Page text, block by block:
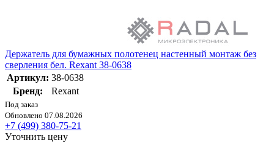
Держатель для бумажных полотенец настенный монтаж без
сверления бел. Rexant 38-0638
Артикул: 38-0638
Бренд:
Rexant
Под заказ
Обновлено 07.08.2026
+7 (499) 380-75-21
Уточнить цену